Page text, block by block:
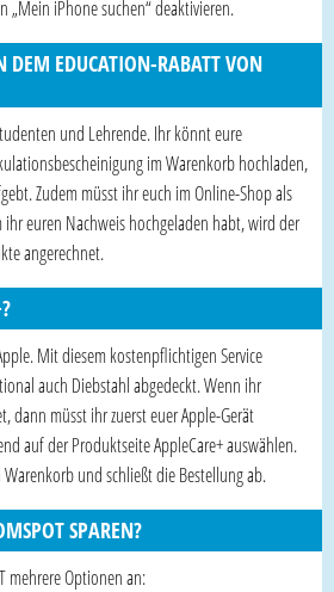
„Mein iPhone suchen“ deaktivieren.
DEM EDUCATION-RABATT VON
und Lehrende. Ihr könnt eure
im Warenkorb hochladen,
Zudem müsst ihr euch im Online-Shop als
ihr euren Nachweis hochgeladen habt, wird der
angerechnet.
Mit diesem kostenpflichtigen Service
auch Diebstahl abgedeckt. Wenn ihr
dann müsst ihr zuerst euer Apple-Gerät
auf der Produktseite AppleCare+ auswählen.
und schließt die Bestellung ab.
SPAREN?
mehrere Optionen an: